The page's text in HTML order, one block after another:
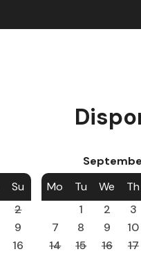
Su
2
9
16
Mo
Tu We Th
1
2 3
7
8 9 10
14
15 16 17